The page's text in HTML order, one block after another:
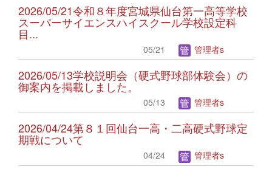
2026/05/21令和８年度宮城県仙台第一高等学校
スーパーサイエンスハイスクール学校設定科
目...
05/21 管理者s
2026/05/13学校説明会（硬式野球部体験会）の
御案内を掲載しました。
05/13 管理者s
2026/04/24第８１回仙台一高・二高硬式野球定
期戦について
04/24 管理者s